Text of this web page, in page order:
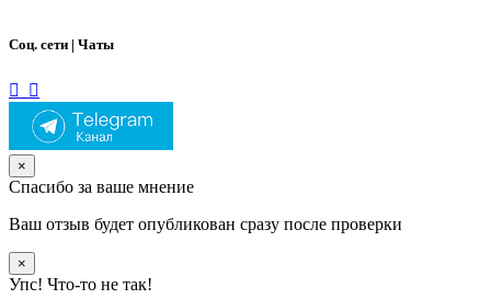
Соц. сети | Чаты
×
Спасибо за ваше мнение
Ваш отзыв будет опубликован сразу после проверки
×
Упс! Что-то не так!